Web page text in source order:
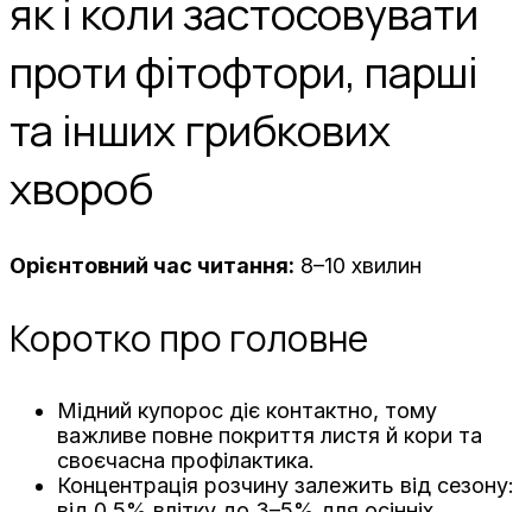
як і коли застосовувати
проти фітофтори, парші
та інших грибкових
хвороб
Орієнтовний час читання: 8–10 хвилин
Коротко про головне
Мідний купорос діє контактно, тому
важливе повне покриття листя й кори та
своєчасна профілактика.
Концентрація розчину залежить від сезону: